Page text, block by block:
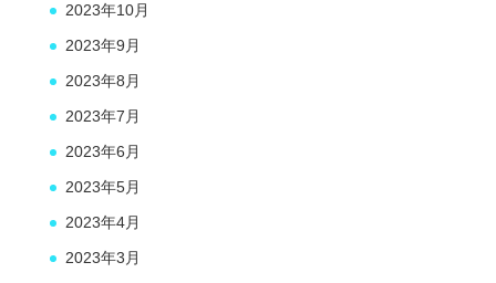
2023年10月
2023年9月
2023年8月
2023年7月
2023年6月
2023年5月
2023年4月
2023年3月